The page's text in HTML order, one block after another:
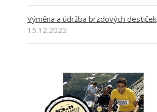
Výměna a údržba brzdových destiček
15.12.2022